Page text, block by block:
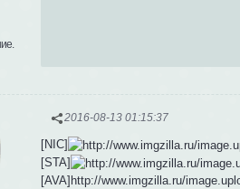
2016-08-13 01:15:37
[NIC]
[STA]
[AVA]http://www.imgzilla.ru/